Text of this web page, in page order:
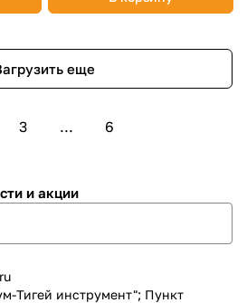
еще
3 ... 6
и акции
Тигей инструмент"; Пункт